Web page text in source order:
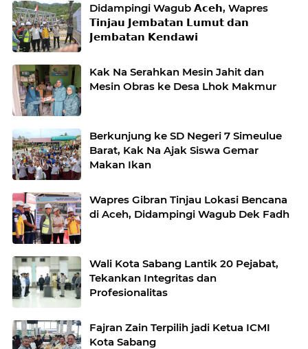
Didampingi Wagub 𝗔𝗰𝗲𝗵, Wapres
𝗧𝗶𝗻𝗷𝗮𝘂 𝗝𝗲𝗺𝗯𝗮𝘁𝗮𝗻 𝗟𝘂𝗺𝘂𝘁 𝗱𝗮𝗻
𝗝𝗲𝗺𝗯𝗮𝘁𝗮𝗻 𝗞𝗲𝗻𝗱𝗮𝘄𝗶
Kak Na Serahkan Mesin Jahit dan
Mesin Obras ke Desa Lhok Makmur
Berkunjung ke SD Negeri 7 Simeulue
Barat, Kak Na Ajak Siswa Gemar
Makan Ikan
Wapres Gibran Tinjau Lokasi Bencana
di Aceh, Didampingi Wagub Dek Fadh
Wali Kota Sabang Lantik 20 Pejabat,
Tekankan Integritas dan
Profesionalitas
Fajran Zain Terpilih jadi Ketua ICMI
Kota Sabang